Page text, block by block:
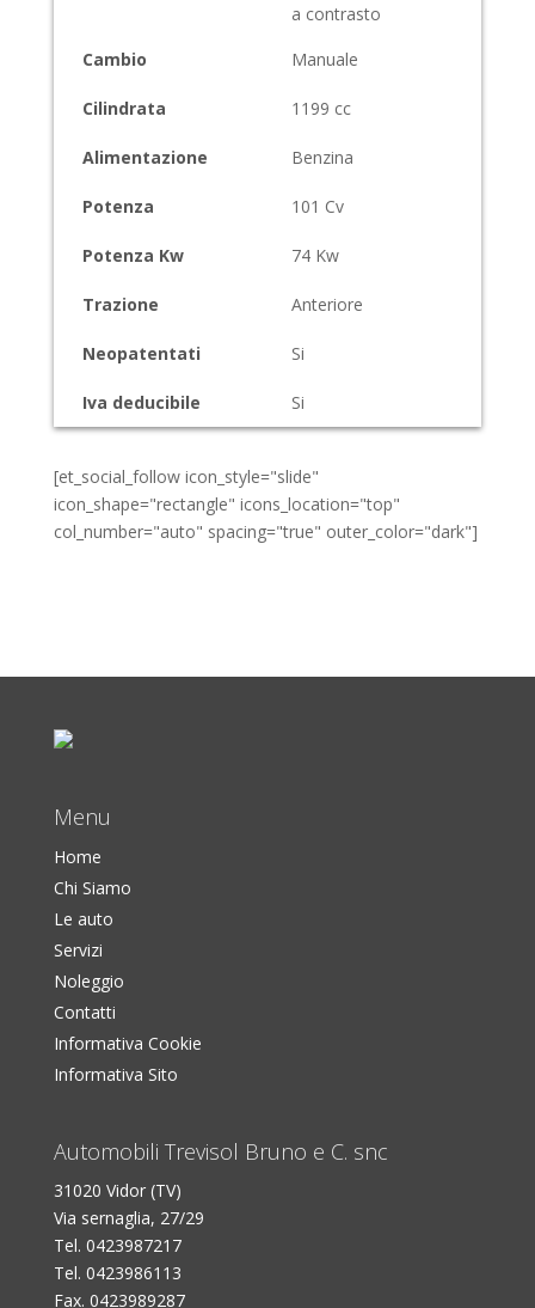
a contrasto
Cambio
Manuale
Cilindrata 1199 cc
Alimentazione Benzina
Potenza 101 Cv
Potenza Kw 74Kw
Trazione Anteriore
Neopatentati Si
Iva deducibile Si
[et_social_follow icon_style="slide"
icon_shape="rectangle" icons_location="top"
col_number="auto" spacing="true" outer_color="dark"]
Menu
Home
Chi Siamo
Le auto
Servizi
Noleggio
Contatti
Informativa Cookie
Informativa Sito
Automobili Trevisol Bruno e C. snc
31020 Vidor (TV)
Via sernaglia, 27/29
Tel. 0423987217
Tel. 0423986113
Fax. 0423989287